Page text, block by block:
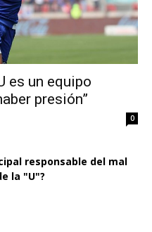
es un equipo
presión”
0
responsable del mal
la "U"?